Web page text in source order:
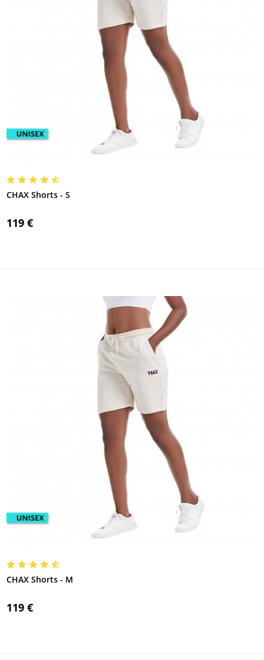
CHAX Shorts - S
119 €
CHAX Shorts - M
119 €